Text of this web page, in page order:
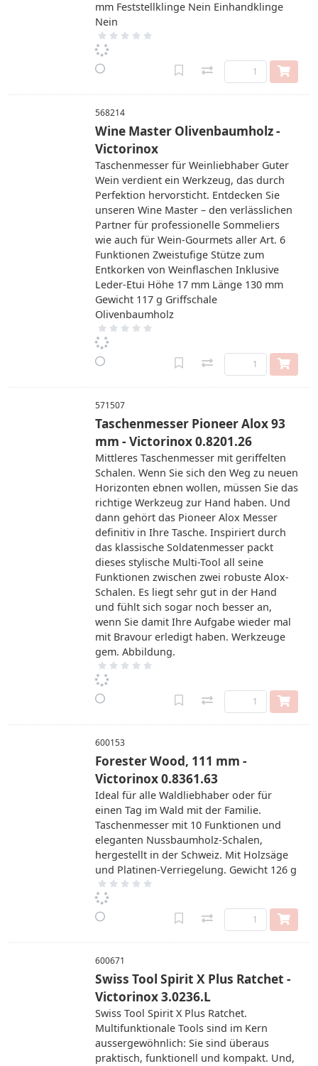
mm Feststellklinge Nein Einhandklinge
Nein
568214
Wine Master Olivenbaumholz -
Victorinox
Taschenmesser für Weinliebhaber Guter
Wein verdient ein Werkzeug, das durch
Perfektion hervorsticht. Entdecken Sie
unseren Wine Master – den verlässlichen
Partner für professionelle Sommeliers
wie auch für Wein-Gourmets aller Art. 6
Funktionen Zweistufige Stütze zum
Entkorken von Weinflaschen Inklusive
Leder-Etui Höhe 17 mm Länge 130 mm
Gewicht 117 g Griffschale
Olivenbaumholz
571507
Taschenmesser Pioneer Alox 93
mm - Victorinox 0.8201.26
Mittleres Taschenmesser mit geriffelten
Schalen. Wenn Sie sich den Weg zu neuen
Horizonten ebnen wollen, müssen Sie das
richtige Werkzeug zur Hand haben. Und
dann gehört das Pioneer Alox Messer
definitiv in Ihre Tasche. Inspiriert durch
das klassische Soldatenmesser packt
dieses stylische Multi-Tool all seine
Funktionen zwischen zwei robuste Alox-
Schalen. Es liegt sehr gut in der Hand
und fühlt sich sogar noch besser an,
wenn Sie damit Ihre Aufgabe wieder mal
mit Bravour erledigt haben. Werkzeuge
gem. Abbildung.
600153
Forester Wood, 111 mm -
Victorinox 0.8361.63
Ideal für alle Waldliebhaber oder für
einen Tag im Wald mit der Familie.
Taschenmesser mit 10 Funktionen und
eleganten Nussbaumholz-Schalen,
hergestellt in der Schweiz. Mit Holzsäge
und Platinen-Verriegelung. Gewicht 126 g
600671
Swiss Tool Spirit X Plus Ratchet -
Victorinox 3.0236.L
Swiss Tool Spirit X Plus Ratchet.
Multifunktionale Tools sind im Kern
aussergewöhnlich: Sie sind überaus
praktisch, funktionell und kompakt. Und,